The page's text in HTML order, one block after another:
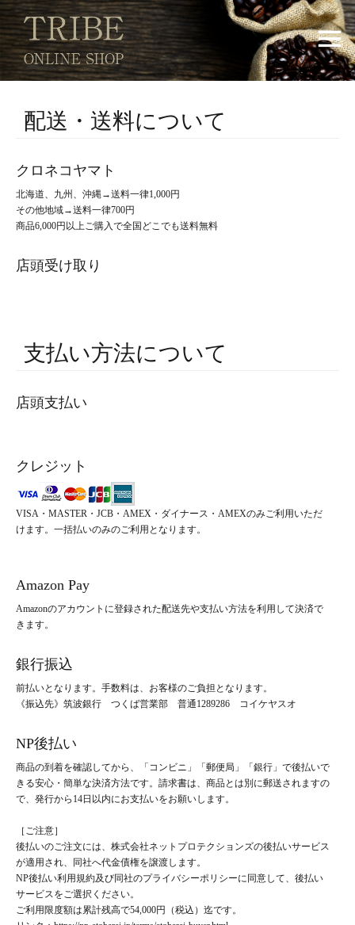
配送・送料について
クロネコヤマト
北海道、九州、沖縄→送料一律1,000円
その他地域→送料一律700円
商品6,000円以上ご購入で全国どこでも送料無料
店頭受け取り
支払い方法について
店頭支払い
クレジット
VISA・MASTER・JCB・AMEX・ダイナース・AMEXのみご利用いただ
けます。一括払いのみのご利用となります。
Amazon Pay
Amazonのアカウントに登録された配送先や支払い方法を利用して決済で
きます。
銀行振込
前払いとなります。手数料は、お客様のご負担となります。
《振込先》筑波銀行 つくば営業部 普通1289286 コイケヤスオ
NP後払い
商品の到着を確認してから、「コンビニ」「郵便局」「銀行」で後払いで
きる安心・簡単な決済方法です。請求書は、商品とは別に郵送されますの
で、発行から14日以内にお支払いをお願いします。
［ご注意］
後払いのご注文には、株式会社ネットプロテクションズの後払いサービス
が適用され、同社へ代金債権を譲渡します。
NP後払い利用規約及び同社のプライバシーポリシーに同意して、後払い
サービスをご選択ください。
ご利用限度額は累計残高で54,000円（税込）迄です。